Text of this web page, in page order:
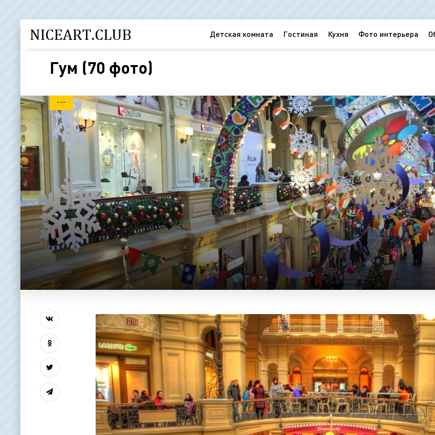
Детская комната Гостиная Кухня Фото интерьера
Гум (70 фото)
---